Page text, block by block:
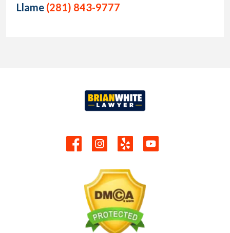
Llame (281) 843-9777